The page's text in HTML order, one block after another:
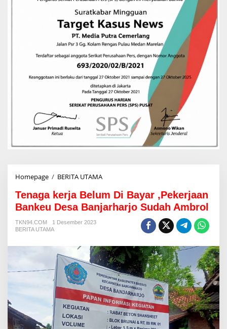
Homepage / BERITA UTAMA
n
a
g
r
j
a
B
e
l
u
m
Tenaga kerja Belum Di Bayar ,Pekerjaan
Bankeu Desa Banjarharjo Sudah Ambrol
TKN94.COM
1 Desember 2023
BERITA UTAMA